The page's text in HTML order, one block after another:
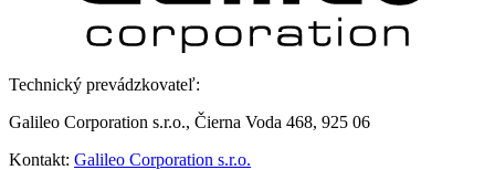
Technický prevádzkovateľ:
Galileo Corporation s.r.o., Čierna Voda 468, 925 06
Kontakt: Galileo Corporation s.r.o.